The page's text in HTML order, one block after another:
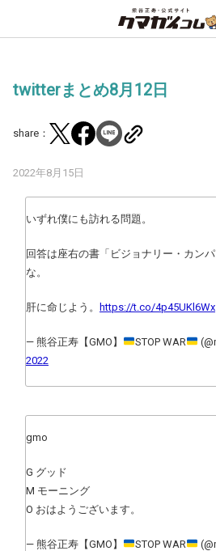
twitterまとめ8月12日
share：
2022年8月15日
いずれ僕にも訪れる問題。
回答は座右の書「ビジョナリー・カン
な。
肝に命じよう。 https://t.co/4p45UKl6Wx
— 熊谷正寿【GMO】 STOP WAR
2022
gmo
G グッド
M モーニング
O おはようございます。
— 熊谷正寿【GMO】 STOP WAR